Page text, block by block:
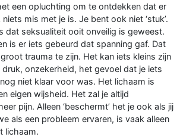
een opluchting om te ontdekken dat er
mis met je is. Je bent ook niet ‘stuk’.
dat seksualiteit ooit onveilig is geweest.
is er iets gebeurd dat spanning gaf. Dat
trauma te zijn. Het kan iets kleins zijn
onzekerheid, het gevoel dat je iets
niet klaar voor was. Het lichaam is
eigen wijsheid. Het zal je altijd
pijn. Alleen ‘beschermt’ het je ook als jij
als een probleem ervaren, is vaak alleen
lichaam.